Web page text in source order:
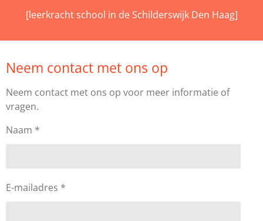
[leerkracht school in de Schilderswijk Den Haag]
Neem contact met ons op
Neem contact met ons op voor meer informatie of
vragen.
Naam *
E-mailadres *